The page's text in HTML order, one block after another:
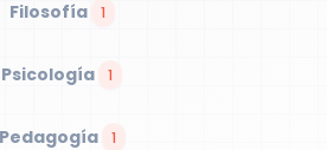
Filosofía 1
Psicología 1
Pedagogía 1